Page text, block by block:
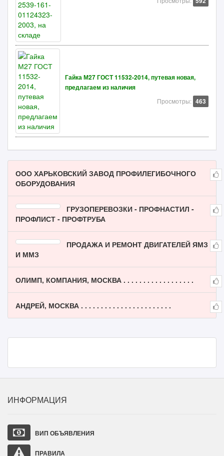
Гайка М27 ГОСТ 11532-2014, путевая новая,
предлагаем из наличия
Просмотры: 463
ООО ХАРЬКОВСКИЙ ЗАВОД ПРОФИЛЕГИБОЧНОГО
ОБОРУДОВАНИЯ
ГРУЗОПЕРЕВОЗКИ - ПРОФНАСТИЛ -
ПРОФЛИСТ - ПРОФТРУБА
ПРОДАЖА И РЕМОНТ ДВИГАТЕЛЕЙ ЯМЗ
И ММЗ
ОЛИМП, КОМПАНИЯ, МОСКВА . . . . . . . . . . . . . . . . . .
АНДРЕЙ, МОСКВА . . . . . . . . . . . . . . . . . . . . . . .
ИНФОРМАЦИЯ
ВИП ОБЪЯВЛЕНИЯ
ПРАВИЛА